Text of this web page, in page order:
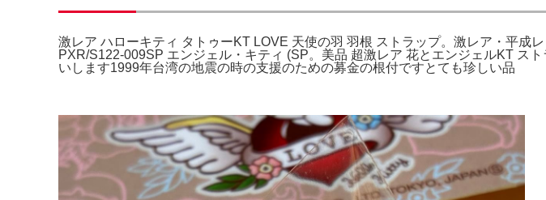
激レア ハローキティ タトゥーKT LOVE 天使の羽 羽根 ストラップ。激レア・平成
PXR/S122-009SP エンジェル・キティ (SP。美品 超激レア 花とエンジェルKT ス
いします1999年台湾の地震の時の支援のための募金の根付ですとても珍しい品